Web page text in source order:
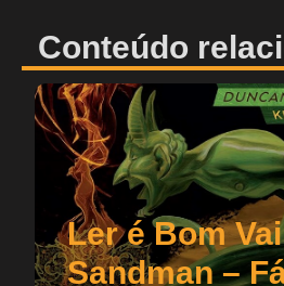
Conteúdo
Ler é Bom
Sandman –